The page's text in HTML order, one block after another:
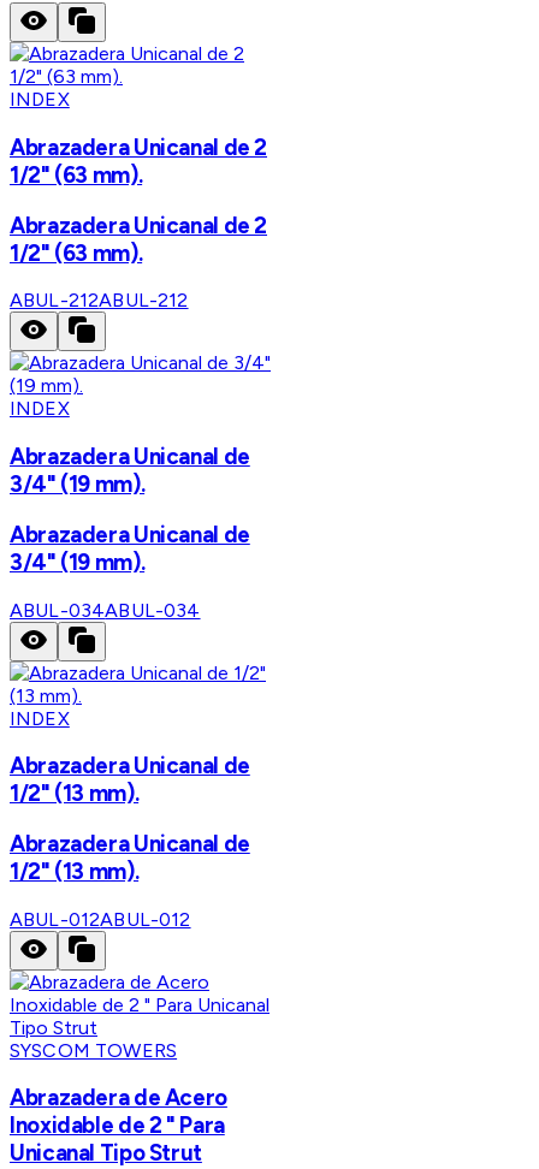
INDEX
Abrazadera Unicanal de 2
1/2" (63 mm).
Abrazadera Unicanal de 2
1/2" (63 mm).
ABUL-212ABUL-212
INDEX
Abrazadera Unicanal de
3/4" (19 mm).
Abrazadera Unicanal de
3/4" (19 mm).
ABUL-034ABUL-034
INDEX
Abrazadera Unicanal de
1/2" (13 mm).
Abrazadera Unicanal de
1/2" (13 mm).
ABUL-012ABUL-012
SYSCOM TOWERS
Abrazadera de Acero
Inoxidable de 2 " Para
Unicanal Tipo Strut